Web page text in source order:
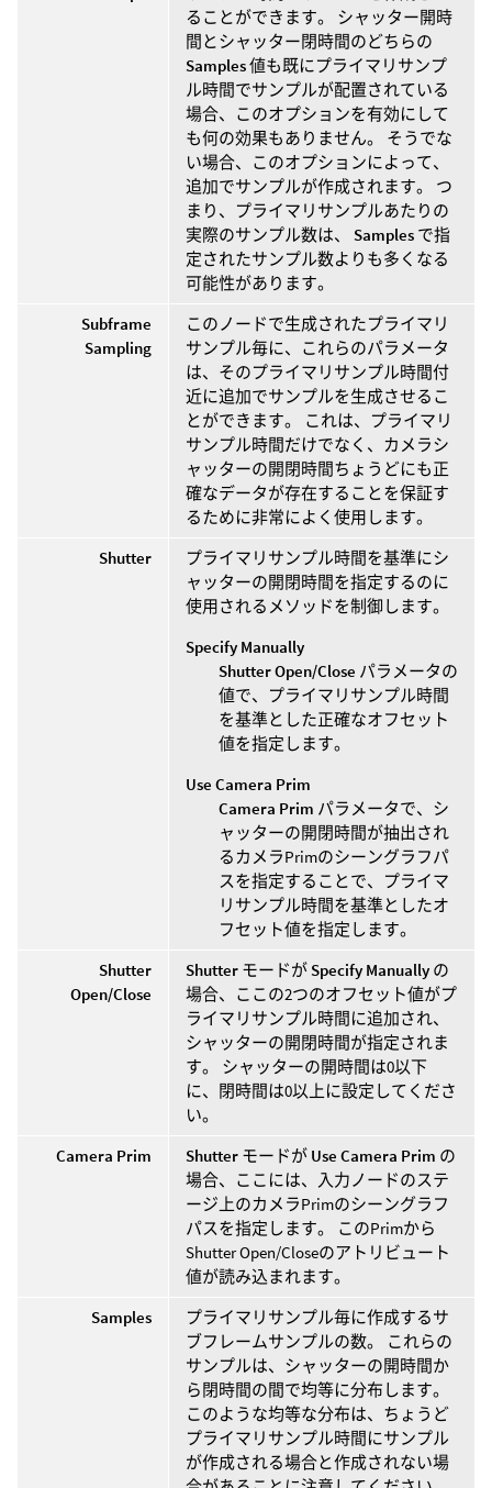
ることができます。 シャッター開時
間とシャッター閉時間のどちらの
Samples値も既にプライマリサンプ
ル時間でサンプルが配置されている
場合、このオプションを有効にして
も何の効果もありません。 そうでな
い場合、このオプションによって、
追加でサンプルが作成されます。 つ
まり、プライマリサンプルあたりの
実際のサンプル数は、 Samples で指
定されたサンプル数よりも多くなる
可能性があります。
Subframe
Sampling
このノードで生成されたプライマリ
サンプル毎に、これらのパラメータ
は、そのプライマリサンプル時間付
近に追加でサンプルを生成させるこ
とができます。 これは、プライマリ
サンプル時間だけでなく、カメラシ
ャッターの開閉時間ちょうどにも正
確なデータが存在することを保証す
るために非常によく使用します。
Shutter
プライマリサンプル時間を基準にシ
ャッターの開閉時間を指定するのに
使用されるメソッドを制御します。
Specify Manually
Shutter Open/Close パラメータの
値で、プライマリサンプル時間
を基準とした正確なオフセット
値を指定します。
Use Camera Prim
Camera Prim パラメータで、シ
ャッターの開閉時間が抽出され
るカメラPrimのシーングラフパ
スを指定することで、プライマ
リサンプル時間を基準としたオ
フセット値を指定します。
Shutter
Open/Close
Shutter モードが Specify Manually の
場合、ここの2つのオフセット値がプ
ライマリサンプル時間に追加され、
シャッターの開閉時間が指定されま
す。 シャッターの開時間は0以下
に、閉時間は0以上に設定してくださ
い。
Camera Prim
Shutter モードが Use Camera Prim の
場合、ここには、入力ノードのステ
ージ上のカメラPrimのシーングラフ
パスを指定します。 このPrimから
Shutter Open/Closeのアトリビュート
値が読み込まれます。
Samples
プライマリサンプル毎に作成するサ
ブフレームサンプルの数。 これらの
サンプルは、シャッターの開時間か
ら閉時間の間で均等に分布します。
このような均等な分布は、ちょうど
プライマリサンプル時間にサンプル
が作成される場合と作成されない場